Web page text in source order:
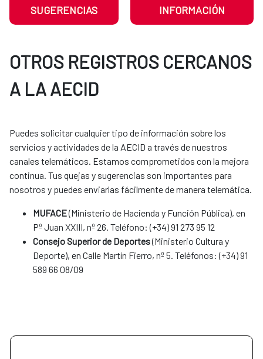
SUGERENCIAS
INFORMACIÓN
OTROS REGISTROS CERCANOS
A LA AECID
Puedes solicitar cualquier tipo de información sobre los
servicios y actividades de la AECID a través de nuestros
canales telemáticos. Estamos comprometidos con la mejora
continua. Tus quejas y sugerencias son importantes para
nosotros y puedes enviarlas fácilmente de manera telemática.​​​​​​​​​​​​
MUFACE(Ministerio de Hacienda y Función Pública), en
Pº Juan XXIII, nº 26. Teléfono: (+34) 91 273 95 12
Consejo Superior de Deportes(Ministerio Cultura y
Deporte), en Calle Martín Fierro, nº 5. Teléfonos: (+34) 91
589 66 08/09